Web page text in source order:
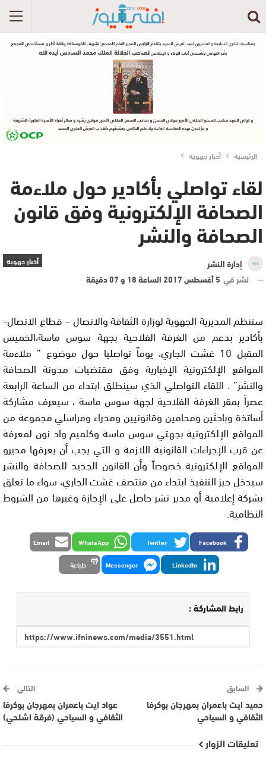
الرئيسية أخبار جهوية
لقاء تواصلي بأكادير حول ملاءمة
الصحافة الإلكترونية وفق قانون
الصحافة والنشر
أخبار جهوية
إدارة النشر
نشر في 5 أغسطس 2017 الساعة 18 و 07 دقيقة
ستنظم المديرية الجهوية لوزارة الثقافة والاتصال – قطاع الاتصال-
بأكادير بدعم من الغرفة الفلاحية بجهة سوس ماسة،الخميس
المقبل 10 غشت الجاري، يوماً تواصليا حول موضوع ” ملاءمة
المواقع الإلكترونية الإخبارية وفق مقتضيات مدونة الصحافة
والنشر” . اللقاء التواصلي الذي سينطلق ابتداء من الساعة الرابعة
عصراً بمقر الغرفة الفلاحية لجهة سوس ماسة ، سيعرف مشاركة
أساتذة وباحثين ومحامين وقانونيين ومدراء ومراسلي مجموعة من
المواقع الإلكترونية بجهتي سوس ماسة وكلميم واد نون لمعرفة
عن قرب الإجراءات القانونية اللازمة و التي يجب أن يعرفها مديرو
المواقع الإلكترونية خصوصاً وأن القانون الجديد للصحافة والنشر
سيدخل حيز التنفيذ ابتداء من منتصف غشت الجاري، سواء ما تعلق
بشركة إعلامية أو مدير نشر حاصل على الإجازة وغيرها من الشروط
النظامية.
Facebook
Twitter
WhatsApp
Email
LinkedIn
Messenger طباعة
رابط المشاركة :
السابق
حميد ايت باعمران بمهرجان بوكرفا
الثقافي و السياحي
التالي
عواد ايت باعمران بمهرجان بوكرفا
الثقافي و السياحي (فرقة اشلحي)
تعليقات الزوار